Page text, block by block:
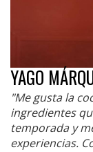
YAGO
"Me gusta la
ingredientes
temporada y
experiencias.